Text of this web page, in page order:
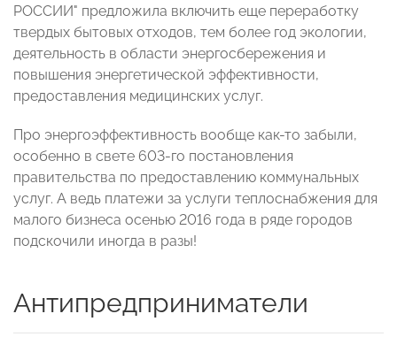
РОССИИ" предложила включить еще переработку
твердых бытовых отходов, тем более год экологии,
деятельность в области энергосбережения и
повышения энергетической эффективности,
предоставления медицинских услуг.
Про энергоэффективность вообще как-то забыли,
особенно в свете 603-го постановления
правительства по предоставлению коммунальных
услуг. А ведь платежи за услуги теплоснабжения для
малого бизнеса осенью 2016 года в ряде городов
подскочили иногда в разы!
Антипредприниматели